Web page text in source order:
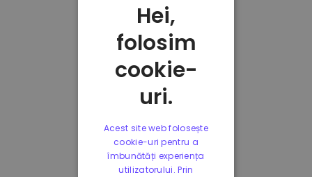
Hei,
folosim
cookie-
uri.
Acest site web folosește
cookie-uri pentru a
îmbunătăți experiența
utilizatorului. Prin